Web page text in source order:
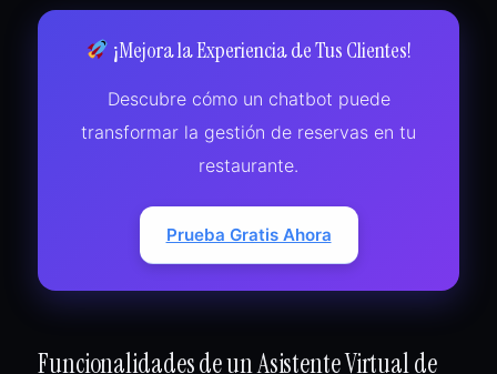
¡Mejora la Experiencia de Tus Clientes!
Descubre cómo un chatbot puede
transformar la gestión de reservas en tu
restaurante.
Prueba Gratis Ahora
Funcionalidades de un Asistente Virtual de